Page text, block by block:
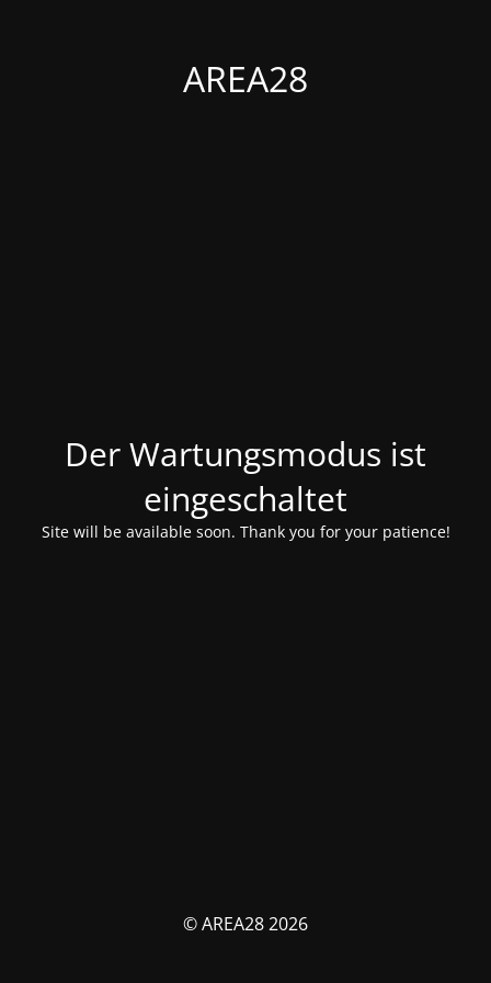
AREA28
Der Wartungsmodus ist
eingeschaltet
Site will be available soon. Thank you for your patience!
© AREA28 2026